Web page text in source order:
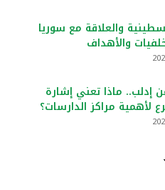
والعلاقة مع سوريا
والأهداف
إدلب.. ماذا تعني إشارة
لأهمية مراكز الدارسات؟